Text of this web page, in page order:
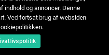
oss
indhold og annoncer. Denne
Ved fortsat brug af websiden